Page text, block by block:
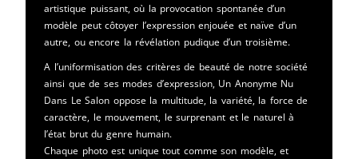
artistique puissant, où la provocation spontanée d’un
modèle peut côtoyer l’expression enjouée et naïve d’un
autre, ou encore la révélation pudique d’un troisième.
A l’uniformisation des critères de beauté de notre société
ainsi que de ses modes d’expression, Un Anonyme Nu
Dans Le Salon oppose la multitude, la variété, la force de
caractère, le mouvement, le surprenant et le naturel à
l’état brut du genre humain.
Chaque photo est unique tout comme son modèle, et